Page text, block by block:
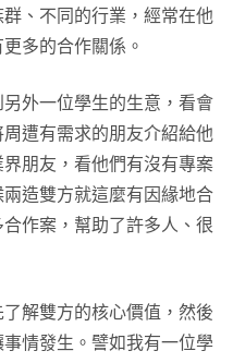
、不同的行業，經常在他
多的合作關係。
外一位學生的生意，看會
遭有需求的朋友介紹給他
朋友，看他們有沒有專案
造雙方就這麼有因緣地合
作案，幫助了許多人、很
解雙方的核心價值，然後
情發生。譬如我有一位學